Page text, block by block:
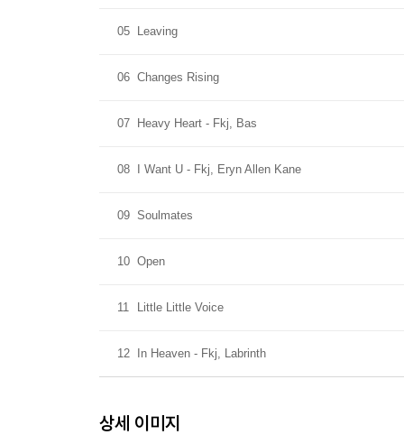
05 Leaving
06 Changes Rising
07 Heavy Heart - Fkj, Bas
08 I Want U - Fkj, Eryn Allen Kane
09 Soulmates
10 Open
11 Little Little Voice
12 In Heaven - Fkj, Labrinth
상세 이미지